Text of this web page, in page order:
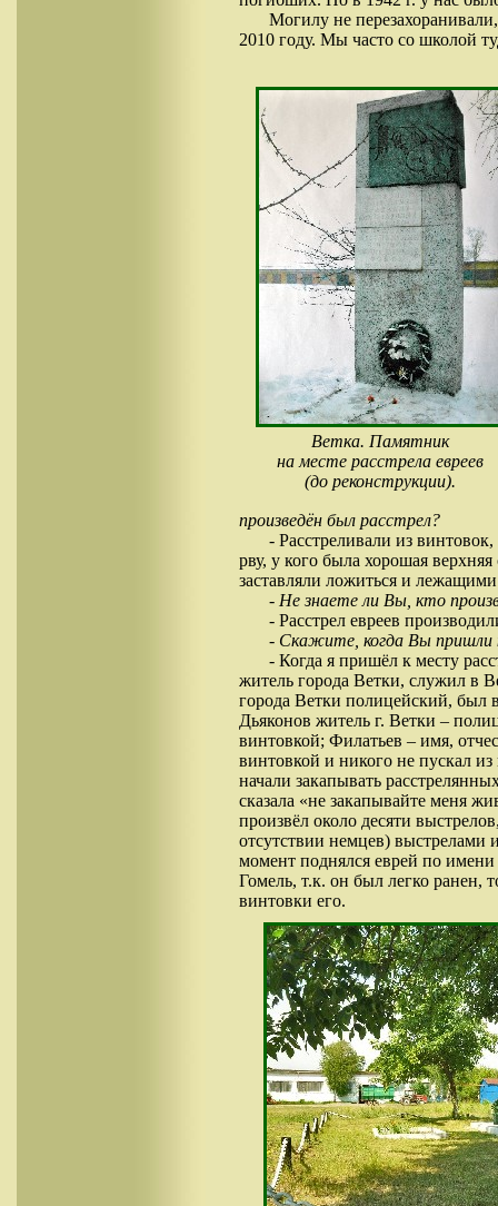
Могилу не
2010 году. Мы часто со школой
Ветка. Памятник
на месте расстрела евреев
(до реконструкции).
произведён был расстрел?
- Расстреливали из
рву, у кого была хорошая
заставляли ложиться и
- Не знаете ли Вы, кто
- Расстрел евреев
- Скажите, когда Вы пришли
- Когда я пришёл к месту
житель города Ветки, служил в
города Ветки полицейский, был
Дьяконов житель г. Ветки –
винтовкой; Филатьев – имя,
винтовкой и никого не пускал
начали закапывать
сказала «не закапывайте меня
произвёл около десяти
отсутствии немцев) выстрелами
момент поднялся еврей по имени
Гомель, т.к. он был легко ранен,
винтовки его.